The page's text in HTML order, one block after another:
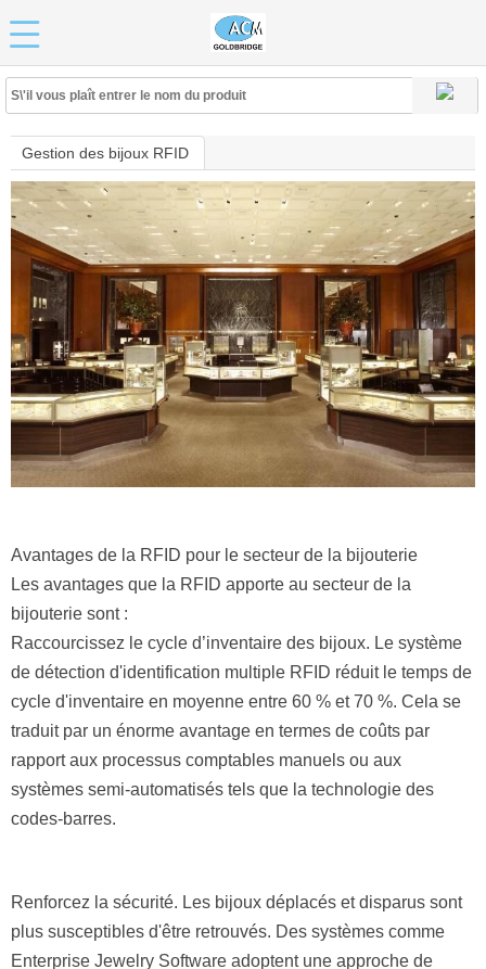
Gestion des bijoux RFID
Avantages de la RFID pour le secteur de la bijouterie
Les avantages que la RFID apporte au secteur de la
bijouterie sont :
Raccourcissez le cycle d’inventaire des bijoux. Le système
de détection d'identification multiple RFID réduit le temps de
cycle d'inventaire en moyenne entre 60 % et 70 %. Cela se
traduit par un énorme avantage en termes de coûts par
rapport aux processus comptables manuels ou aux
systèmes semi-automatisés tels que la technologie des
codes-barres.
Renforcez la sécurité. Les bijoux déplacés et disparus sont
plus susceptibles d'être retrouvés. Des systèmes comme
Enterprise Jewelry Software adoptent une approche de